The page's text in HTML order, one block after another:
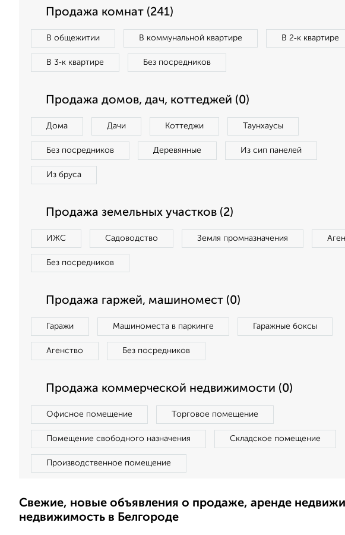
Продажа комнат (241)
В общежитии В коммунальной квартире В 2‑к квартире
В 3‑к квартире Без посредников
Продажа домов, дач, коттеджей (0)
Дома Дачи Коттеджи Таунхаусы
Без посредников Деревянные Из сип панелей
Из бруса
Продажа земельных участков (2)
ИЖС Садоводство Земля промназначения
Без посредников
Продажа гаржей, машиномест (0)
Гаражи Машиноместа в паркинге Гаражные боксы
Агенство Без посредников
Продажа коммерческой недвижимости (0)
Офисное помещение Торговое помещение
Помещение свободного назначения Складское помещение
Производственное помещение
Свежие, новые объявления о продаже, аренде
недвижимость в Белгороде